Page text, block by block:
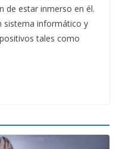
de estar inmerso en él.
sistema informático y
tales como